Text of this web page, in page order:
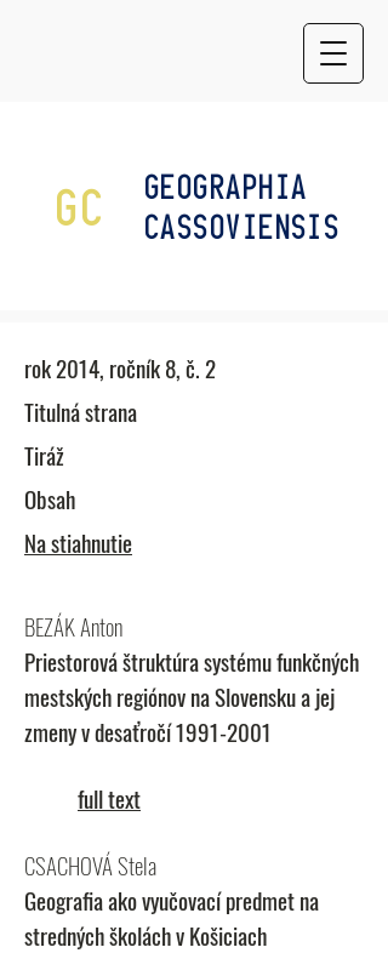
GC
GEOGRAPHIA
CASSOVIENSIS
rok 2014, ročník 8, č. 2
​Titulná strana
Tiráž
Obsah
Na stiahnutie
BEZÁK Anton
Priestorová štruktúra systému funkčných
mestských regiónov na Slovensku a jej
zmeny v desaťročí1991-2001
full text
CSACHOVÁ Stela
Geografia ako vyučovací predmet na
stredných školách v Košiciach